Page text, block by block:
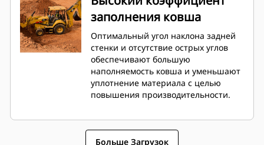
заполнения ковша
Оптимальный угол наклона задней
стенки и отсутствие острых углов
обеспечивают большую
наполняемость ковша и уменьшают
уплотнение материала с целью
повышения производительности.
Больше Загрузок